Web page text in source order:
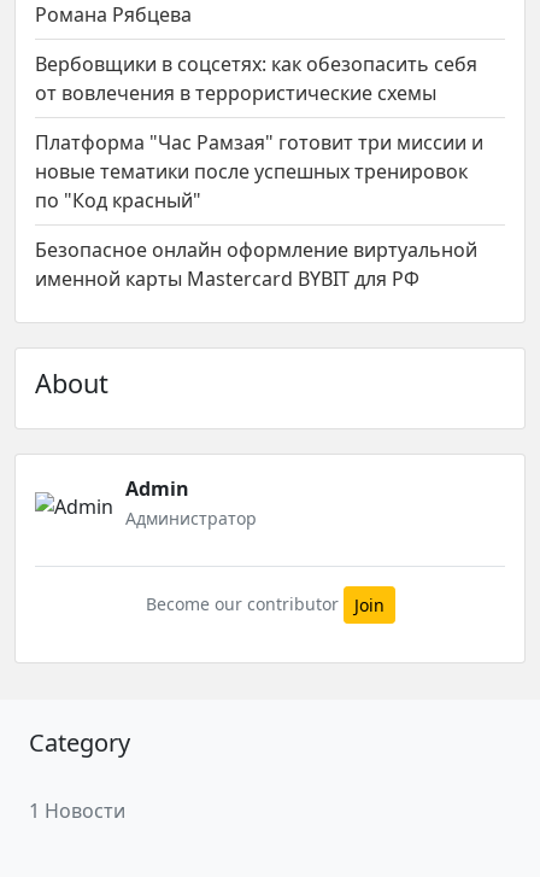
Романа Рябцева
Вербовщики в соцсетях: как обезопасить себя
от вовлечения в террористические схемы
Платформа "Час Рамзая" готовит три миссии и
новые тематики после успешных тренировок
по "Код красный"
Безопасное онлайн оформление виртуальной
именной карты Mastercard BYBIT для РФ
About
Admin
Администратор
Become our contributor Join
Category
1 Новости